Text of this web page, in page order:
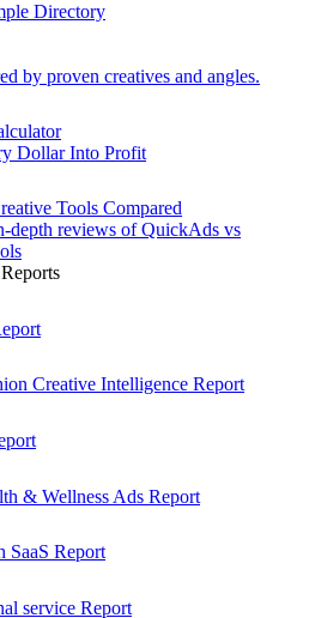
Directory
by proven creatives and angles.
Dollar Into Profit
Tools Compared
depth reviews of QuickAds vs
Creative Intelligence Report
& Wellness Ads Report
SaaS Report
service Report